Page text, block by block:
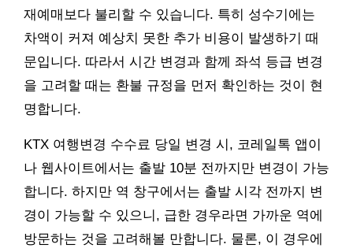
재예매보다 불리할 수 있습니다. 특히 성수기에는
차액이 커져 예상치 못한 추가 비용이 발생하기 때
문입니다. 따라서 시간 변경과 함께 좌석 등급 변경
을 고려할 때는 환불 규정을 먼저 확인하는 것이 현
명합니다.
KTX 여행변경 수수료 당일 변경 시, 코레일톡 앱이
나 웹사이트에서는 출발 10분 전까지만 변경이 가능
합니다. 하지만 역 창구에서는 출발 시각 전까지 변
경이 가능할 수 있으니, 급한 경우라면 가까운 역에
방문하는 것을 고려해볼 만합니다. 물론, 이 경우에